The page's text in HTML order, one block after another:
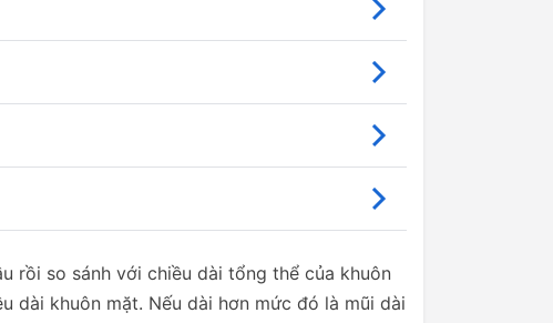
rồi so sánh với chiều dài tổng thể của khuôn
dài khuôn mặt. Nếu dài hơn mức đó là mũi dài